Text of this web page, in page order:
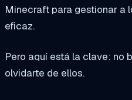
Minecraft para gestionar a
eficaz.
Pero aquí está la clave: no
olvidarte de ellos.